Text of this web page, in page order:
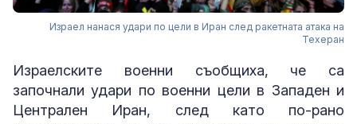
Израел нанася удари по цели в Иран след ракетната атака на
Техеран
Израелските военни съобщиха, че са
започнали удари по военни цели в Западен и
Централен Иран, след като по-рано